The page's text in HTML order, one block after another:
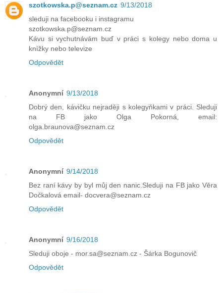
szotkowska.p@seznam.cz 9/13/2018
sleduji na facebooku i instagramu
szotkowska.p@seznam.cz
Kávu si vychutnávám buď v práci s kolegy nebo doma u
knížky nebo televize
Odpovědět
Anonymní 9/13/2018
Dobrý den, kávičku nejraději s kolegyňkami v práci. Sleduji
na FB jako Olga Pokorná, email:
olga.braunova@seznam.cz
Odpovědět
Anonymní 9/14/2018
Bez raní kávy by byl můj den nanic.Sleduji na FB jako Věra
Dočkalová email- docvera@seznam.cz
Odpovědět
Anonymní 9/16/2018
Sleduji oboje - mor.sa@seznam.cz - Šárka Bogunovič
Odpovědět